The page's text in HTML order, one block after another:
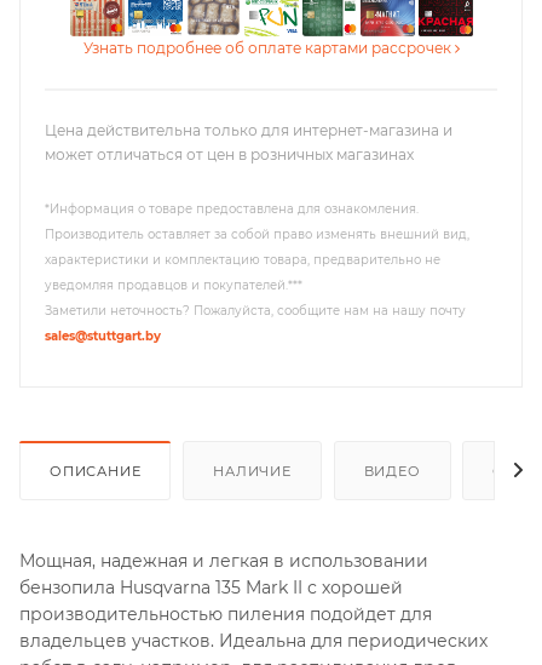
Узнать подробнее об оплате картами рассрочек
Цена действительна только для интернет-магазина и
может отличаться от цен в розничных магазинах
*Информация о товаре предоставлена для ознакомления.
Производитель оставляет за собой право изменять внешний вид,
характеристики и комплектацию товара, предварительно не
уведомляя продавцов и покупателей.***
Заметили неточность? Пожалуйста, сообщите нам на нашу почту
sales@stuttgart.by
ОПИСАНИЕ НАЛИЧИЕ ВИДЕО
Мощная, надежная и легкая в использовании
бензопила Husqvarna 135 Mark II с хорошей
производительностью пиления подойдет для
владельцев участков. Идеальна для периодических